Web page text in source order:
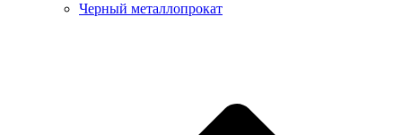
Черный металлопрокат